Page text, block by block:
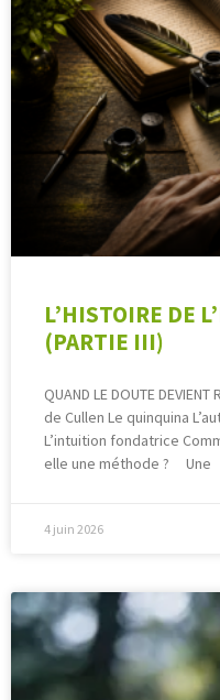
L’HISTOIRE DE
(PARTIE III)
QUAND LE DOUTE
de Cullen Le quinquina
L’intuition fondatrice
elle une méthode ? Une
4 juin 2026